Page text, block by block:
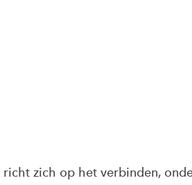
zich op het verbinden,